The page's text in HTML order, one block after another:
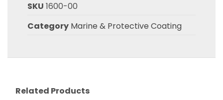
SKU 1600-00
Category Marine & Protective Coating
Related Products